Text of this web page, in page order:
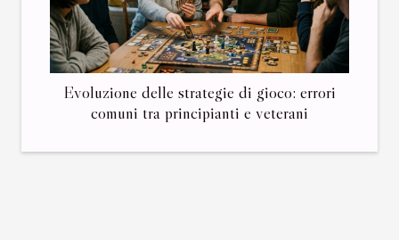
Evoluzione delle strategie di gioco: errori
comuni tra principianti e veterani